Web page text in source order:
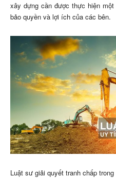
xây dựng cần được thực hiện
bảo quyền và lợi ích của các bên.
Luật sư giải quyết tranh chấp